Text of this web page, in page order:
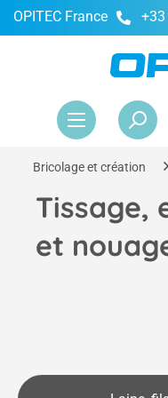
principal
OPITEC France
Bricolage et création
Tissage,
et